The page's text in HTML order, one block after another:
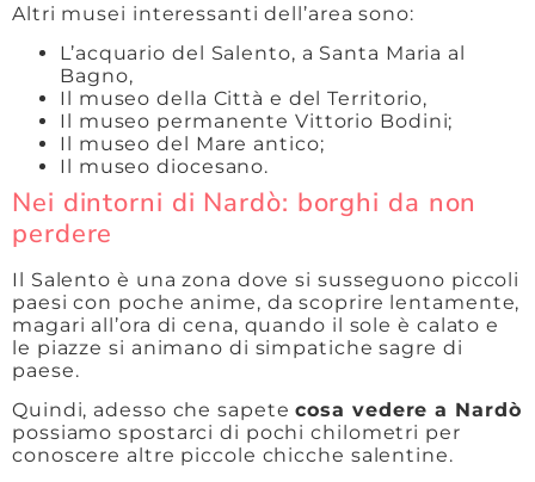
Altri musei interessanti dell’area sono:
L’acquario del Salento, a Santa Maria al
Bagno,
Il museo della Città e del Territorio,
Il museo permanente Vittorio Bodini;
Il museo del Mare antico;
Il museo diocesano.
Nei dintorni di Nardò: borghi da non
perdere
Il Salento è una zona dove si susseguono piccoli
paesi con poche anime, da scoprire lentamente,
magari all’ora di cena, quando il sole è calato e
le piazze si animano di simpatiche sagre di
paese.
Quindi, adesso che sapetecosa vedere a Nardò
possiamo spostarci di pochi chilometri per
conoscere altre piccole chicche salentine.